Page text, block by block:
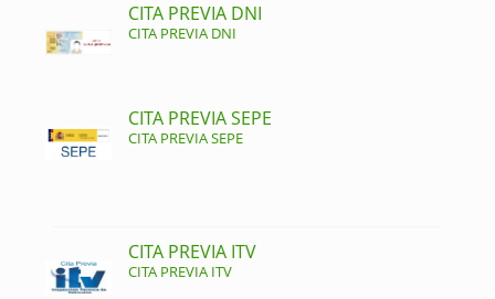
CITA PREVIA DNI
CITA PREVIA DNI
CITA PREVIA SEPE
CITA PREVIA SEPE
CITA PREVIA ITV
CITA PREVIA ITV